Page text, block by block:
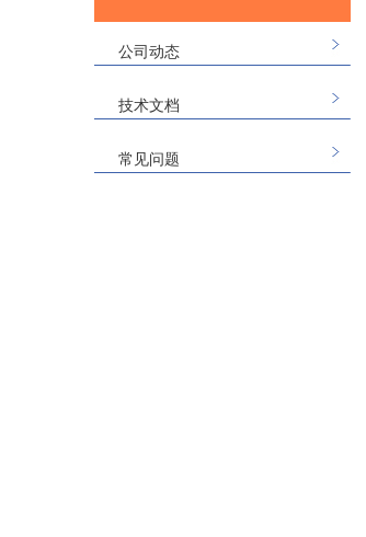
公司动态
技术文档
常见问题